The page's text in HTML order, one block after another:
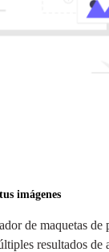
imágenes
de maquetas de
resultados de